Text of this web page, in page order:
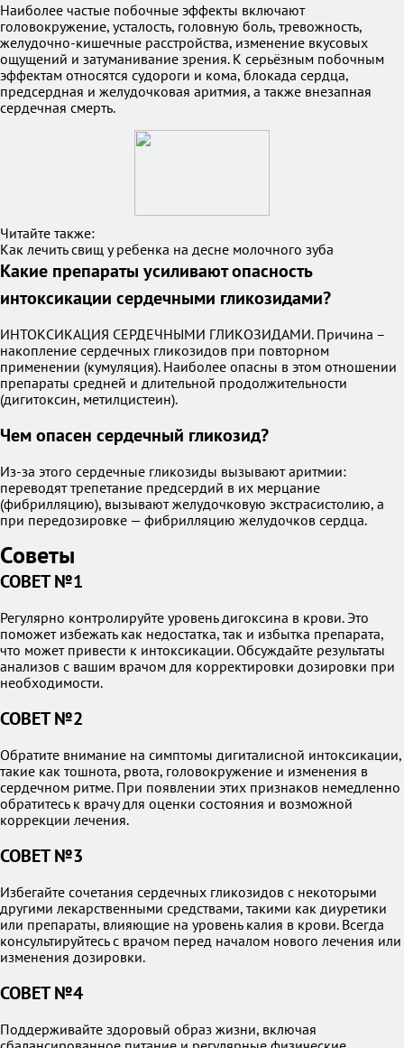
Наиболее частые побочные эффекты включают
головокружение, усталость, головную боль, тревожность,
желудочно-кишечные расстройства, изменение вкусовых
ощущений и затуманивание зрения. К серьёзным побочным
эффектам относятся судороги и кома, блокада сердца,
предсердная и желудочковая аритмия, а также внезапная
сердечная смерть.
Читайте также:
Как лечить свищ у ребенка на десне молочного зуба
Какие препараты усиливают опасность
интоксикации сердечными гликозидами?
ИНТОКСИКАЦИЯ СЕРДЕЧНЫМИ ГЛИКОЗИДАМИ. Причина –
накопление сердечных гликозидов при повторном
применении (кумуляция). Наиболее опасны в этом отношении
препараты средней и длительной продолжительности
(дигитоксин, метилцистеин).
Чем опасен сердечный гликозид?
Из-за этого сердечные гликозиды вызывают аритмии:
переводят трепетание предсердий в их мерцание
(фибрилляцию), вызывают желудочковую экстрасистолию, а
при передозировке — фибрилляцию желудочков сердца.
Советы
СОВЕТ №1
Регулярно контролируйте уровень дигоксина в крови. Это
поможет избежать как недостатка, так и избытка препарата,
что может привести к интоксикации. Обсуждайте результаты
анализов с вашим врачом для корректировки дозировки при
необходимости.
СОВЕТ №2
Обратите внимание на симптомы дигиталисной интоксикации,
такие как тошнота, рвота, головокружение и изменения в
сердечном ритме. При появлении этих признаков немедленно
обратитесь к врачу для оценки состояния и возможной
коррекции лечения.
СОВЕТ №3
Избегайте сочетания сердечных гликозидов с некоторыми
другими лекарственными средствами, такими как диуретики
или препараты, влияющие на уровень калия в крови. Всегда
консультируйтесь с врачом перед началом нового лечения или
изменения дозировки.
СОВЕТ №4
Поддерживайте здоровый образ жизни, включая